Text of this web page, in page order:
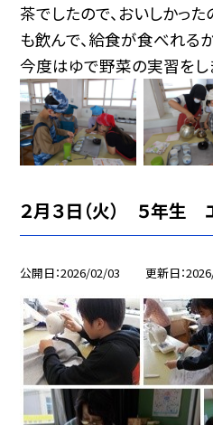
茶でしたので、おいしかった
も飲んで、給食が食べれる
今度はゆで野菜の実習をし
２月３日（火） ５年生
公開日 2026/02/03 更新日